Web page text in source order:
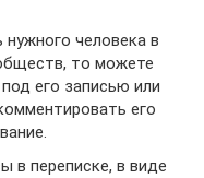
нужного человека в
то можете
его записью или
его
в переписке, в виде